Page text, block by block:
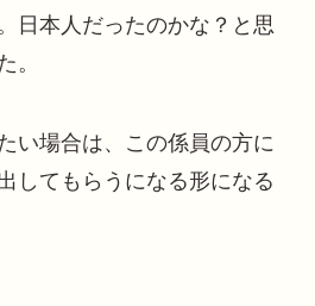
日本人だったのかな？と思
。
い場合は、この係員の方に
してもらうになる形になる